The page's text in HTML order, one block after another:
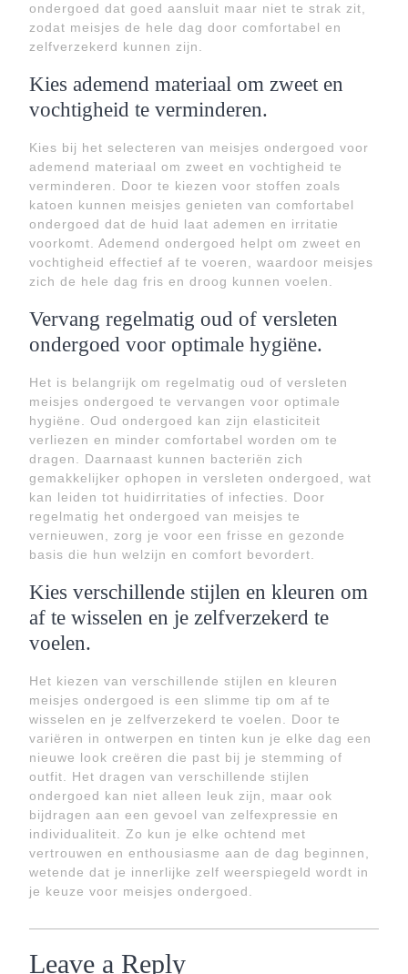
ondergoed dat goed aansluit maar niet te strak zit,
zodat meisjes de hele dag door comfortabel en
zelfverzekerd kunnen zijn.
Kies ademend materiaal om zweet en
vochtigheid te verminderen.
Kies bij het selecteren van meisjes ondergoed voor
ademend materiaal om zweet en vochtigheid te
verminderen. Door te kiezen voor stoffen zoals
katoen kunnen meisjes genieten van comfortabel
ondergoed dat de huid laat ademen en irritatie
voorkomt. Ademend ondergoed helpt om zweet en
vochtigheid effectief af te voeren, waardoor meisjes
zich de hele dag fris en droog kunnen voelen.
Vervang regelmatig oud of versleten
ondergoed voor optimale hygiëne.
Het is belangrijk om regelmatig oud of versleten
meisjes ondergoed te vervangen voor optimale
hygiëne. Oud ondergoed kan zijn elasticiteit
verliezen en minder comfortabel worden om te
dragen. Daarnaast kunnen bacteriën zich
gemakkelijker ophopen in versleten ondergoed, wat
kan leiden tot huidirritaties of infecties. Door
regelmatig het ondergoed van meisjes te
vernieuwen, zorg je voor een frisse en gezonde
basis die hun welzijn en comfort bevordert.
Kies verschillende stijlen en kleuren om
af te wisselen en je zelfverzekerd te
voelen.
Het kiezen van verschillende stijlen en kleuren
meisjes ondergoed is een slimme tip om af te
wisselen en je zelfverzekerd te voelen. Door te
variëren in ontwerpen en tinten kun je elke dag een
nieuwe look creëren die past bij je stemming of
outfit. Het dragen van verschillende stijlen
ondergoed kan niet alleen leuk zijn, maar ook
bijdragen aan een gevoel van zelfexpressie en
individualiteit. Zo kun je elke ochtend met
vertrouwen en enthousiasme aan de dag beginnen,
wetende dat je innerlijke zelf weerspiegeld wordt in
je keuze voor meisjes ondergoed.
Leave a Reply